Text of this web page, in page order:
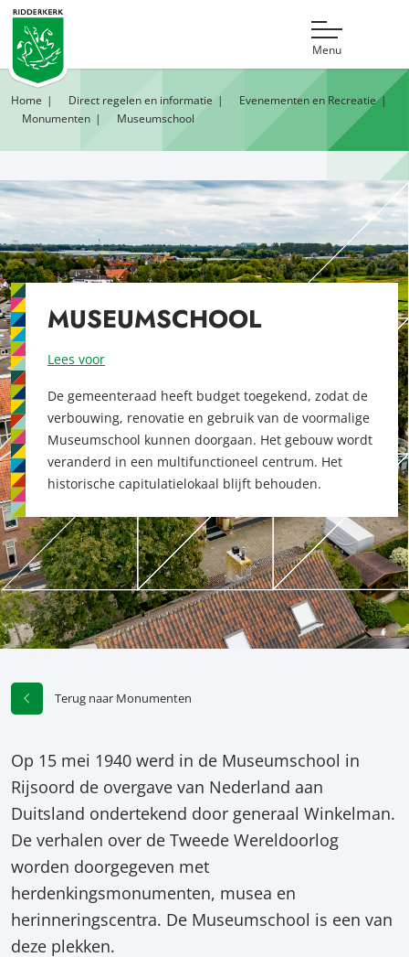
Menu
Home Direct regelen en informatie
Evenementen en Recreatie
Monumenten
Museumschool
MUSEUMSCHOOL
Lees voor
De gemeenteraad heeft budget toegekend, zodat de
verbouwing, renovatie en gebruik van de voormalige
Museumschool kunnen doorgaan. Het gebouw wordt
veranderd in een multifunctioneel centrum. Het
historische capitulatielokaal blijft behouden.
Terug naar Monumenten
Op 15 mei 1940 werd in de Museumschool in
Rijsoord de overgave van Nederland aan
Duitsland ondertekend door generaal Winkelman.
De verhalen over de Tweede Wereldoorlog
worden doorgegeven met
herdenkingsmonumenten, musea en
herinneringscentra. De Museumschool is een van
deze plekken.